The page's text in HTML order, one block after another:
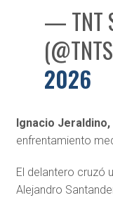
— TNT
2026
Ignacio Jeraldino,
enfrentamiento
El delantero cruzó
Alejandro